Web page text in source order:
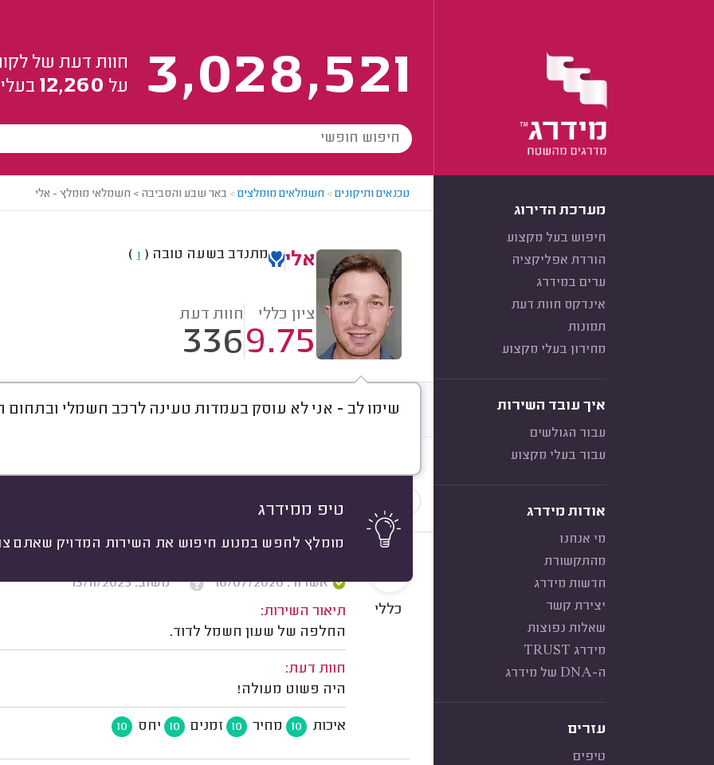
3,028,521
חוות דעת של
על 12,260
מערכת הדירוג
חיפוש בעל מקצוע
הורדת אפליקציה
ערים במידרג
אינדקס חוות דעת
תמונות
מחירון בעלי מקצוע
איך עובד השירות
עבור הגולשים
עבור בעלי מקצוע
אודות מידרג
מי אנחנו
מהתקשורת
חדשות מידרג
יצירת קשר
שאלות נפוצות
מידרג TRUST
ה-DNA של מידרג
עזרים
טיפים
טכנאים ותיקונים> חשמלאים מומלצים> באר שבע והסביבה > חשמלאי מומלץ - אלי
אלי מתנדב בשעה טובה (
1
)
ציון כללי
9.75
חוות דעת
336
שימו לב - אני לא עוסק בעמדות טעינה לרכב חשמלי
טיפ ממידרג
מומלץ לחפש במנוע חיפוש את השירות המדויק שאתם
דברו איתי חוות דעת מחירים ממוצע
תיקונים
אשרור: 16/07/2026
משוב: 13/11/2025
תיאור השירות:
החלפה של שעון חשמל לדוד.
חוות דעת:
היה פשוט מעולה!
איכות 10 מחיר 10 זמנים 10 יחס 10
10
כללי